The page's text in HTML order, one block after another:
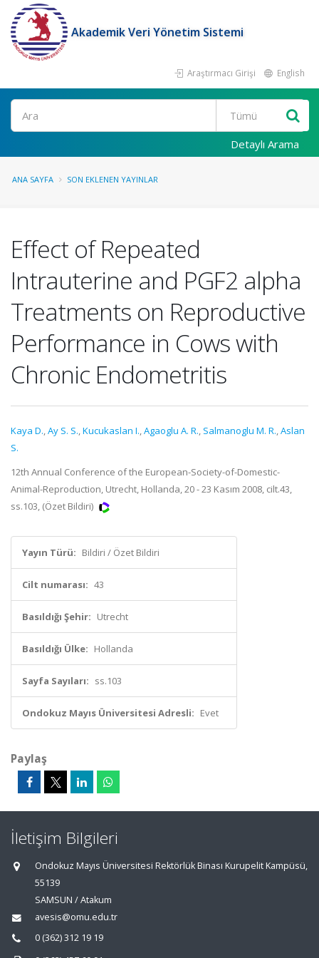
Akademik Veri Yönetim Sistemi
Araştırmacı Girişi English
Ara
Detaylı Arama
ANA SAYFA SON EKLENEN YAYINLAR
Effect of Repeated
Intrauterine and PGF2 alpha
Treatments on Reproductive
Performance in Cows with
Chronic Endometritis
Kaya D.,Ay S. S.,Kucukaslan I.,Agaoglu A. R., Salmanoglu M. R.,Aslan
S.
12th Annual Conference of the European-Society-of-Domestic-
Animal-Reproduction, Utrecht, Hollanda, 20 - 23 Kasım 2008, cilt.43,
ss.103, (Özet Bildiri)
Yayın Türü: Bildiri / Özet Bildiri
Cilt numarası: 43
Basıldığı Şehir: Utrecht
Basıldığı Ülke: Hollanda
Sayfa Sayıları: ss.103
Ondokuz Mayıs Üniversitesi Adresli: Evet
Paylaş
İletişim Bilgileri
Ondokuz Mayıs Üniversitesi Rektörlük Binası Kurupelit Kampüsü,
55139
SAMSUN / Atakum
avesis@omu.edu.tr
0 (362) 312 19 19